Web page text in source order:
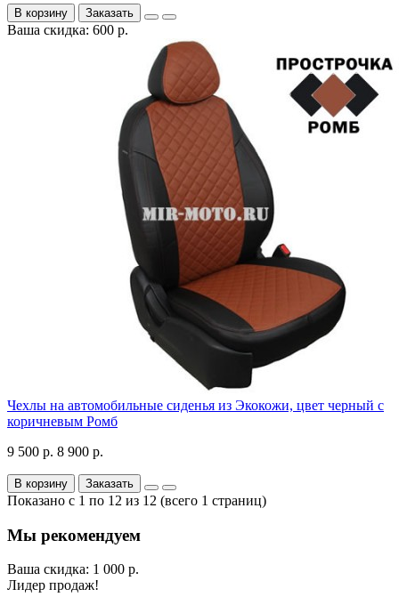
В корзину Заказать
Ваша скидка: 600 р.
Чехлы на автомобильные сиденья из Экокожи, цвет черный с
коричневым Ромб
9 500 р. 8 900 р.
В корзину Заказать
Показано с 1 по 12 из 12 (всего 1 страниц)
Мы рекомендуем
Ваша скидка: 1 000 р.
Лидер продаж!